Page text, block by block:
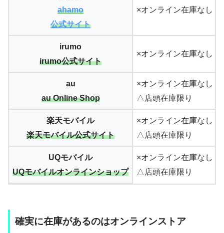
ahamo
公式サイト
×オンライン在庫なし
irumo
irumo公式サイト
×オンライン在庫なし
au
au Online Shop
×オンライン在庫なし
△店頭在庫限り
楽天モバイル
楽天モバイル公式サイト
×オンライン在庫なし
△店頭在庫限り
UQモバイル
UQモバイルオンラインショップ
×オンライン在庫なし
△店頭在庫限り
確実に在庫があるのはオンラインストア